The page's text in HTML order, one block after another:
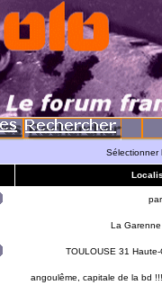
Sélectionner
La
TOULOUSE 31
angoulême, capitale de la bd